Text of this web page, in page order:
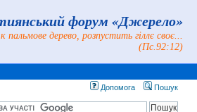
форум «Джерело»
пальмове дерево, розпустить гіллє своє...
(Пс.92:12)
Допомога Пошук